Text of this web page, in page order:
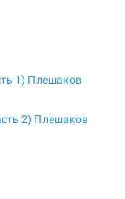
1) Плешаков